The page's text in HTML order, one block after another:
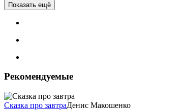
Показать ещё
Рекомендуемые
Сказка про завтраДенис Макошенко